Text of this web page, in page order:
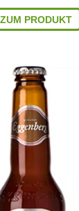
ZUM PRODUKT